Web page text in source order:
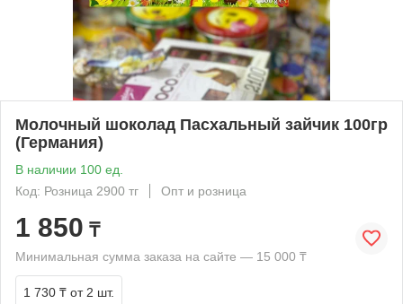
Молочный шоколад Пасхальный зайчик 100гр
(Германия)
В наличии 100 ед.
Код: Розница 2900 тг
Опт и розница
1 850 ₸
Минимальная сумма заказа на сайте — 15 000 ₸
1 730 ₸ от 2 шт.